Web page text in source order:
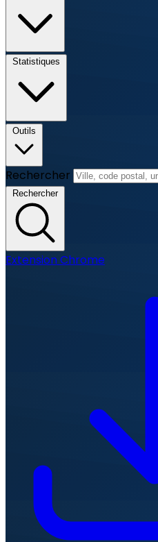
Statistiques
Outils
Rechercher
Rechercher
Extension Chrome